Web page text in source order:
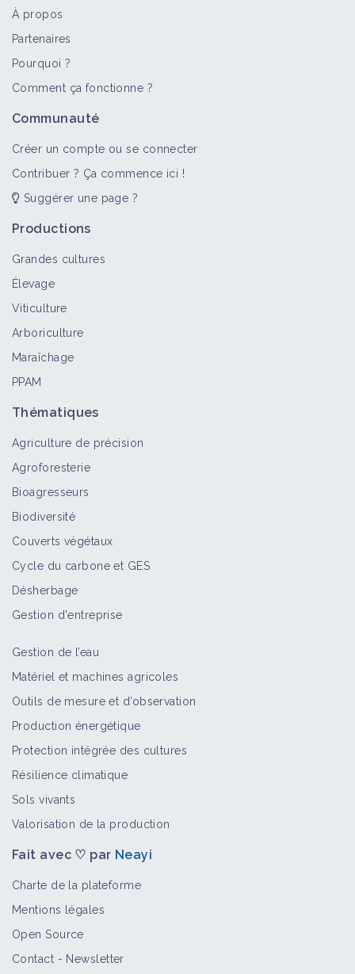
Adventices
Adventices annuelles
Lampourde commune
À propos
Partenaires
Pourquoi ?
Comment ça fonctionne ?
Communauté
Créer un compte ou se connecter
Contribuer ? Ça commence ici !
Suggérer une page ?
Productions
Grandes cultures
Élevage
Viticulture
Arboriculture
Maraîchage
PPAM
Thématiques
Agriculture de précision
Agroforesterie
Bioagresseurs
Biodiversité
Couverts végétaux
Cycle du carbone et GES
Désherbage
Gestion d'entreprise
Gestion de l’eau
Matériel et machines agricoles
Outils de mesure et d’observation
Production énergétique
Protection intégrée des cultures
Résilience climatique
Sols vivants
Valorisation de la production
Fait avec ♡ par Neayi
Charte de la plateforme
Mentions légales
Open Source
Contact - Newsletter